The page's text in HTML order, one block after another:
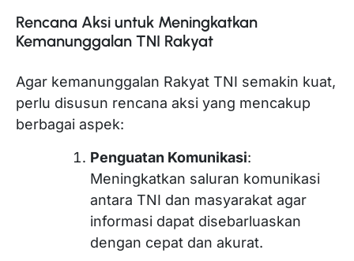
Rencana Aksi untuk Meningkatkan
Kemanunggalan TNI Rakyat
Agar kemanunggalan Rakyat TNI semakin kuat,
perlu disusun rencana aksi yang mencakup
berbagai aspek:
Penguatan Komunikasi:
Meningkatkan saluran komunikasi
antara TNI dan masyarakat agar
informasi dapat disebarluaskan
dengan cepat dan akurat.